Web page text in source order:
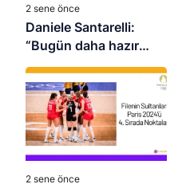
2 sene önce
Daniele Santarelli:
“Bugün daha hazır
olan takım kazandı”
2 sene önce